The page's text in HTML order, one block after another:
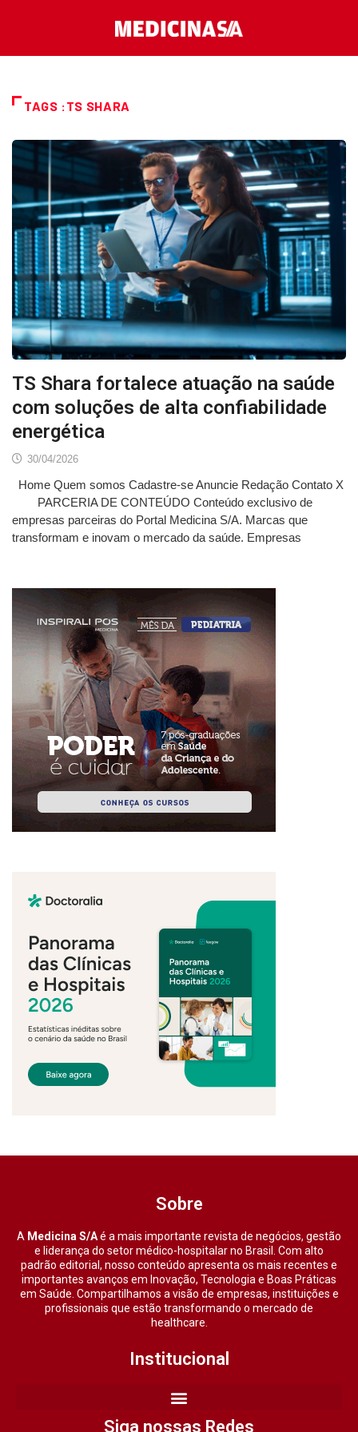
TAGS :TS SHARA
TS Shara fortalece atuação na saúde
com soluções de alta confiabilidade
energética
30/04/2026
Home Quem somos Cadastre-se Anuncie Redação Contato X
PARCERIA DE CONTEÚDO Conteúdo exclusivo de
empresas parceiras do Portal Medicina S/A. Marcas que
transformam e inovam o mercado da saúde. Empresas
Sobre
A Medicina S/Aé a mais importante revista de negócios, gestão
e liderança do setor médico-hospitalar no Brasil. Com alto
padrão editorial, nosso conteúdo apresenta os mais recentes e
importantes avanços em Inovação, Tecnologia e Boas Práticas
em Saúde. Compartilhamos a visão de empresas, instituições e
profissionais que estão transformando o mercado de
healthcare.
Institucional
Siga nossas Redes